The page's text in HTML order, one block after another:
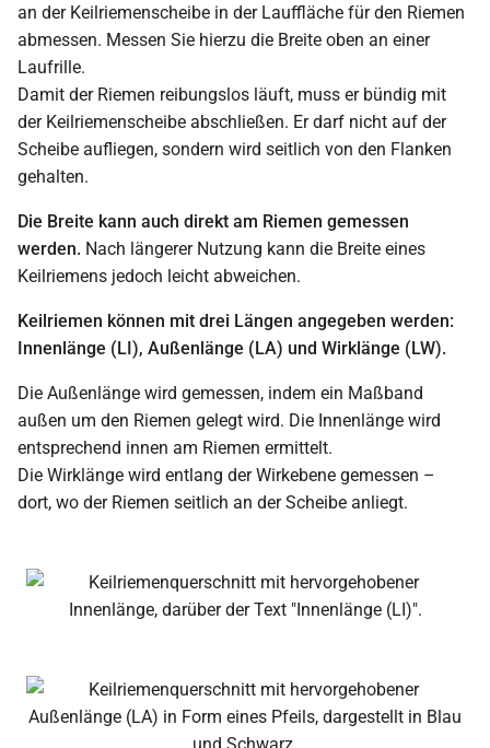
an der Keilriemenscheibe in der Lauffläche für den Riemen
abmessen. Messen Sie hierzu die Breite oben an einer
Laufrille.
Damit der Riemen reibungslos läuft, muss er bündig mit
der Keilriemenscheibe abschließen. Er darf nicht auf der
Scheibe aufliegen, sondern wird seitlich von den Flanken
gehalten.
Die Breite kann auch direkt am Riemen gemessen
werden. Nach längerer Nutzung kann die Breite eines
Keilriemens jedoch leicht abweichen.
Keilriemen können mit drei Längen angegeben werden:
Innenlänge (LI), Außenlänge (LA) und Wirklänge (LW).
Die Außenlänge wird gemessen, indem ein Maßband
außen um den Riemen gelegt wird. Die Innenlänge wird
entsprechend innen am Riemen ermittelt.
Die Wirklänge wird entlang der Wirkebene gemessen –
dort, wo der Riemen seitlich an der Scheibe anliegt.